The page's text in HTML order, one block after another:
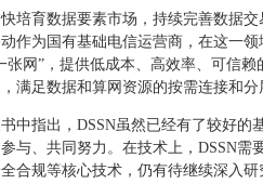
培育数据要素市场，持续完善数据
作为国有基础电信运营商，在这一
张网”，提供低成本、高效率、可信
满足数据和算网资源的按需连接和分
中指出，DSSN虽然已经有了较好
与、共同努力。在技术上，DSSN需
合规等核心技术，仍有待继续深入